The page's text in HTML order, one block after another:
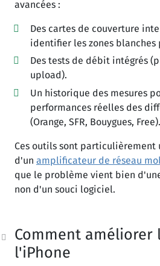
avancées :
Des cartes de couverture
identifier les zones blanches
Des tests de débit intégrés
upload).
Un historique des mesures
performances réelles des
(Orange, SFR, Bouygues, Free).
Ces outils sont
d'un amplificateur de réseau
que le problème vient bien
non d'un souci logiciel.
Comment améliorer
l'iPhone